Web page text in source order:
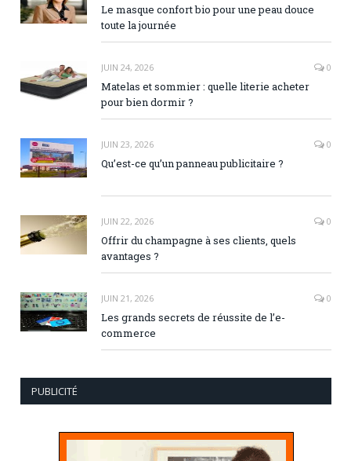
Le masque confort bio pour une peau douce
toute la journée
JUIN 24, 2026 0
Matelas et sommier : quelle literie acheter
pour bien dormir ?
JUIN 23, 2026 0
Qu’est-ce qu’un panneau publicitaire ?
JUIN 22, 2026 0
Offrir du champagne à ses clients, quels
avantages ?
JUIN 21, 2026 0
Les grands secrets de réussite de l’e-
commerce
PUBLICITÉ